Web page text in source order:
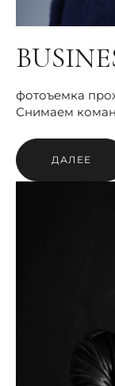
фотоъемка
Снимаем
ДАЛЕЕ